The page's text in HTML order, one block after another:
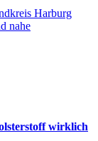
Harburg
nahe
wirklich